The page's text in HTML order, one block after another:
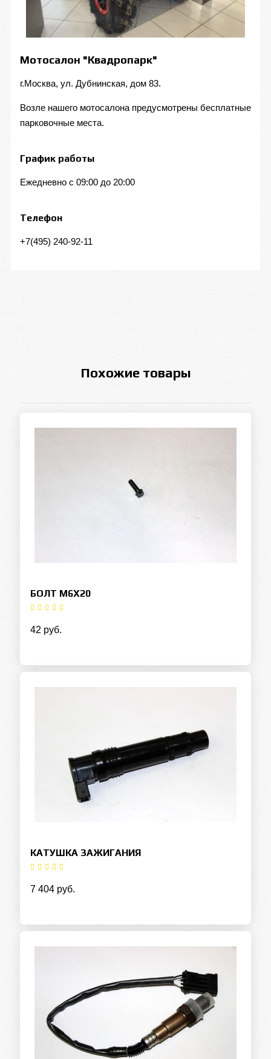
Мотосалон "Квадропарк"
г.Москва, ул. Дубнинская, дом 83.
Возле нашего мотосалона предусмотрены бесплатные
парковочные места.
График работы
Ежедневно с 09:00 до 20:00
Телефон
+7(495) 240-92-11
Похожие товары
БОЛТ M6X20
42 руб.
КАТУШКА ЗАЖИГАНИЯ
7 404 руб.